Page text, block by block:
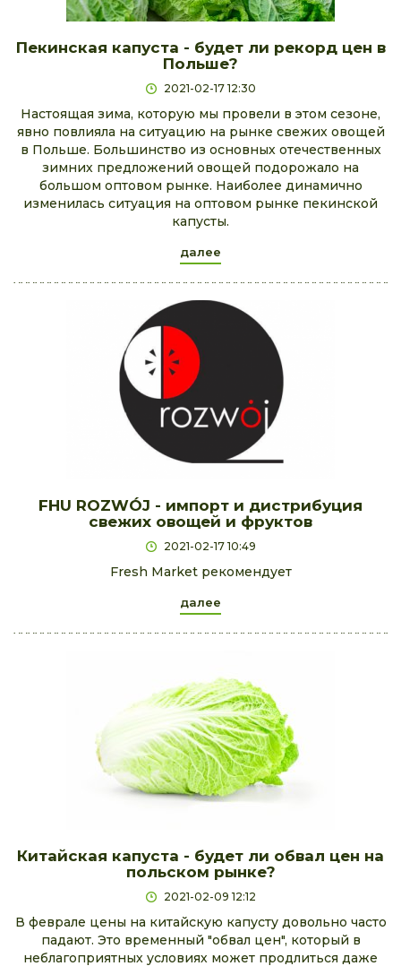
Пекинская капуста - будет ли рекорд цен в
Польше?
2021-02-17 12:30
Настоящая зима, которую мы провели в этом сезоне,
явно повлияла на ситуацию на рынке свежих овощей
в Польше. Большинство из основных отечественных
зимних предложений овощей подорожало на
большом оптовом рынке. Наиболее динамично
изменилась ситуация на оптовом рынке пекинской
капусты.
далее
FHU ROZWÓJ - импорт и дистрибуция
свежих овощей и фруктов
2021-02-17 10:49
Fresh Market рекомендует
далее
Китайская капуста - будет ли обвал цен на
польском рынке?
2021-02-09 12:12
В феврале цены на китайскую капусту довольно часто
падают. Это временный "обвал цен", который в
неблагоприятных условиях может продлиться даже